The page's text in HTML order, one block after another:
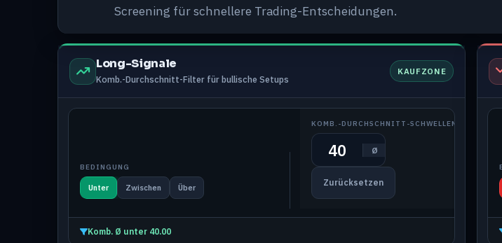
Screening für schnellere Trading-Entscheidungen.
Long-Signale
Komb.-Durchschnitt-Filter für bullische Setups
KAUFZONE
BEDINGUNG
Unter Zwischen Über
KOMB.-DURCHSCHNITT-SCHWELLENWERT
Ø
Zurücksetzen
Komb. Ø unter 40.00